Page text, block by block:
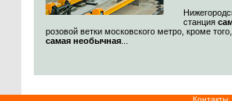
станция
розовой ветки московского метро, кроме
самая необычная
Контакты